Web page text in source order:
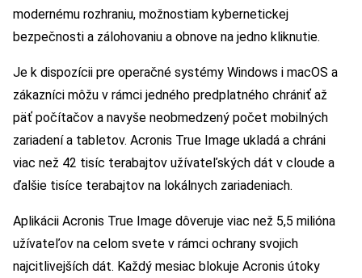
modernému rozhraniu, možnostiam kybernetickej
bezpečnosti a zálohovaniu a obnove na jedno kliknutie.
Je k dispozícii pre operačné systémy Windows i macOS a
zákazníci môžu v rámci jedného predplatného chrániť až
päť počítačov a navyše neobmedzený počet mobilných
zariadení a tabletov. Acronis True Image ukladá a chráni
viac než 42 tisíc terabajtov užívateľských dát v cloude a
ďalšie tisíce terabajtov na lokálnych zariadeniach.
Aplikácii Acronis True Image dôveruje viac než 5,5 milióna
užívateľov na celom svete v rámci ochrany svojich
najcitlivejších dát. Každý mesiac blokuje Acronis útoky